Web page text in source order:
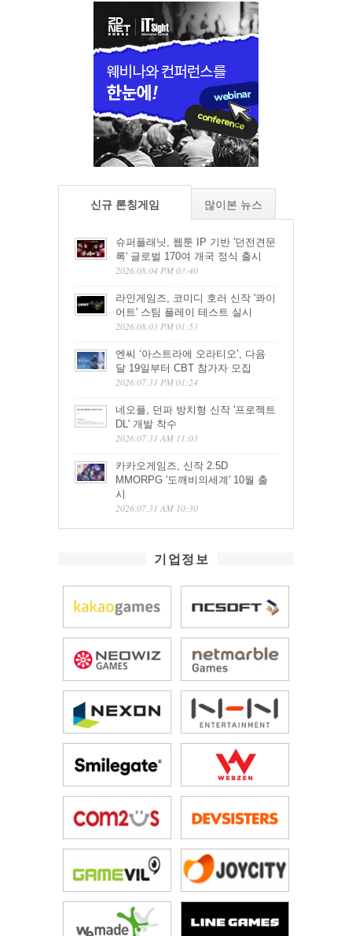
신규 론칭게임 많이본 뉴스
슈퍼플래닛, 웹툰 IP 기반 '던전견문
록' 글로벌 170여 개국 정식 출시
2026.08.04 PM 03:40
라인게임즈, 코미디 호러 신작 '콰이
어트' 스팀 플레이 테스트 실시
2026.08.03 PM 01:53
엔씨 ‘아스트라에 오라티오’, 다음
달 19일부터 CBT 참가자 모집
2026.07.31 PM 01:24
네오플, 던파 방치형 신작 '프로젝트
DL' 개발 착수
2026.07.31 AM 11:03
카카오게임즈, 신작 2.5D
MMORPG '도깨비의세계' 10월 출
시
2026.07.31 AM 10:30
기업정보